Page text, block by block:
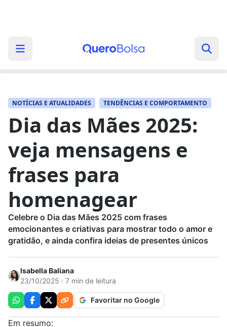
NOTÍCIAS E ATUALIDADES TENDÊNCIAS E COMPORTAMENTO
Dia das Mães 2025:
veja mensagens e
frases para
homenagear
Celebre o Dia das Mães 2025 com frases
emocionantes e criativas para mostrar todo o amor e
gratidão, e ainda confira ideias de presentes únicos
Isabella Baliana
23/10/2025 · 7 min de leitura
Favoritar no Google
Em resumo: